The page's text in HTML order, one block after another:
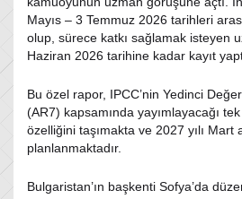
Mayıs – 3 Temmuz 2026 tarihleri
olup, sürece katkı sağlamak isteyen
Haziran 2026 tarihine kadar kayıt
Bu özel rapor, IPCC’nin Yedinci
(AR7) kapsamında yayımlayacağı
özelliğini taşımakta ve 2027 yılı Mart
planlanmaktadır.
Bulgaristan’ın başkenti Sofya’da